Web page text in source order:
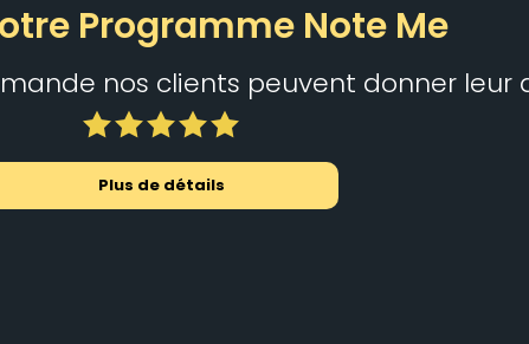
Programme Note Me
nos clients peuvent donner leur
Plus de détails